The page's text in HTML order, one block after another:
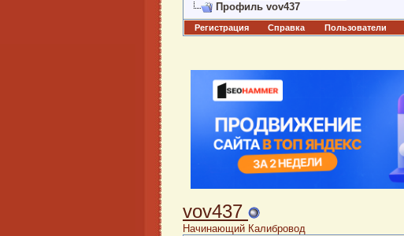
Профиль vov437
Регистрация Справка Пользователи
vov437
Начинающий Калибровод